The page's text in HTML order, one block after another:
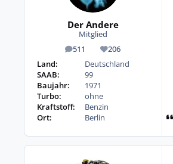
Der Andere
Mitglied
511
Beiträge 206
Reputation
Land:
Deutschland
SAAB:
99
Baujahr:
1971
Turbo:
ohne
Kraftstoff:
Benzin
Ort:
Berlin